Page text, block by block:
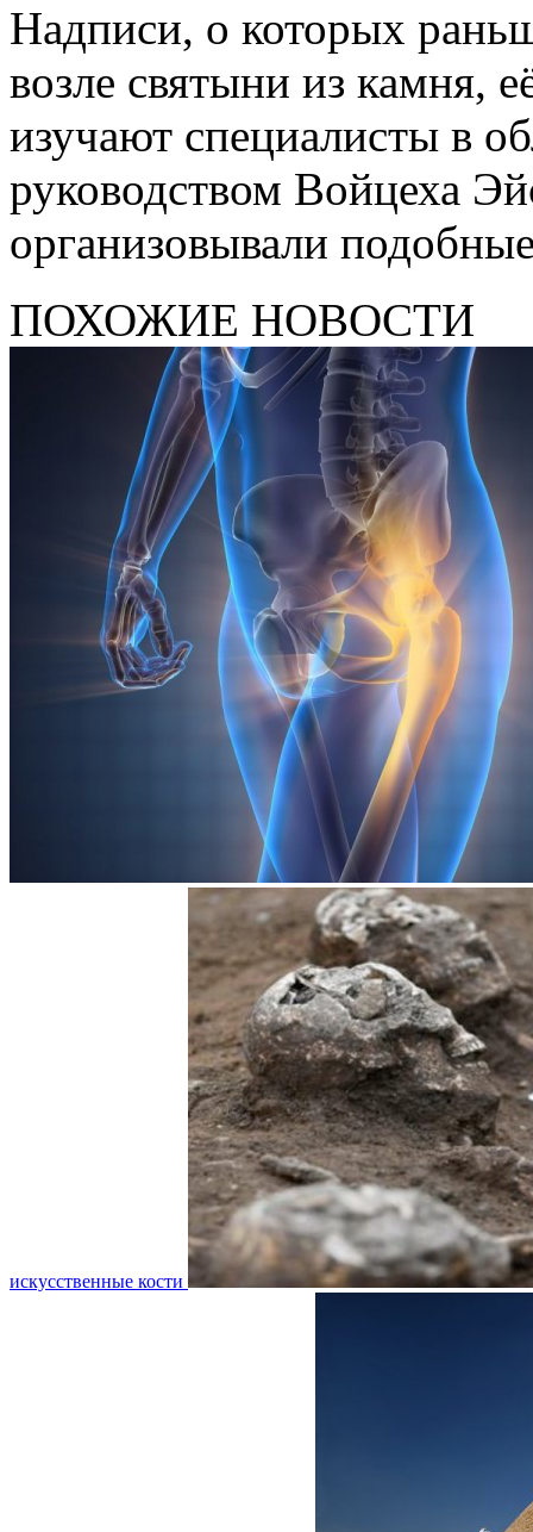
Надписи, о которых
возле святыни из камня,
изучают специалисты в
руководством Войцеха
организовывали
ПОХОЖИЕ НОВОСТИ
искусственные кости